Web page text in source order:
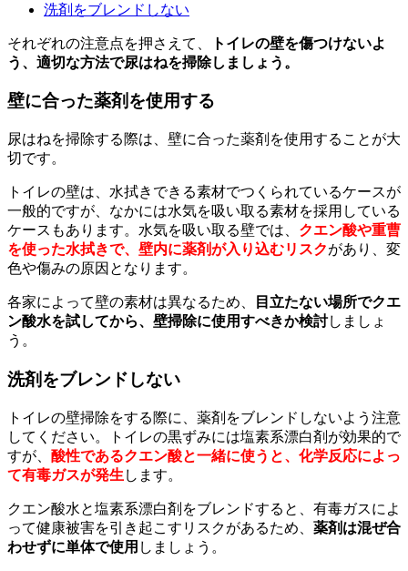
洗剤をブレンドしない
それぞれの注意点を押さえて、
トイレの壁を傷つけないよ
う、適切な方法で尿はねを掃除しましょう。
壁に合った薬剤を使用する
尿はねを掃除する際は、壁に合った薬剤を使用することが大
切です。
トイレの壁は、水拭きできる素材でつくられているケースが
一般的ですが、なかには水気を吸い取る素材を採用している
ケースもあります。水気を吸い取る壁では、 クエン酸や重曹
を使った水拭きで、壁内に薬剤が入り込むリスクがあり、変
色や傷みの原因となります。
各家によって壁の素材は異なるため、
目立たない場所でクエ
ン酸水を試してから、壁掃除に使用すべきか検討しましょ
う。
洗剤をブレンドしない
トイレの壁掃除をする際に、薬剤をブレンドしないよう注意
してください。トイレの黒ずみには塩素系漂白剤が効果的で
すが、 酸性であるクエン酸と一緒に使うと、化学反応によっ
て有毒ガスが発生 します。
クエン酸水と塩素系漂白剤をブレンドすると、有毒ガスによ
って健康被害を引き起こすリスクがあるため、 薬剤は混ぜ合
わせずに単体で使用 しましょう。